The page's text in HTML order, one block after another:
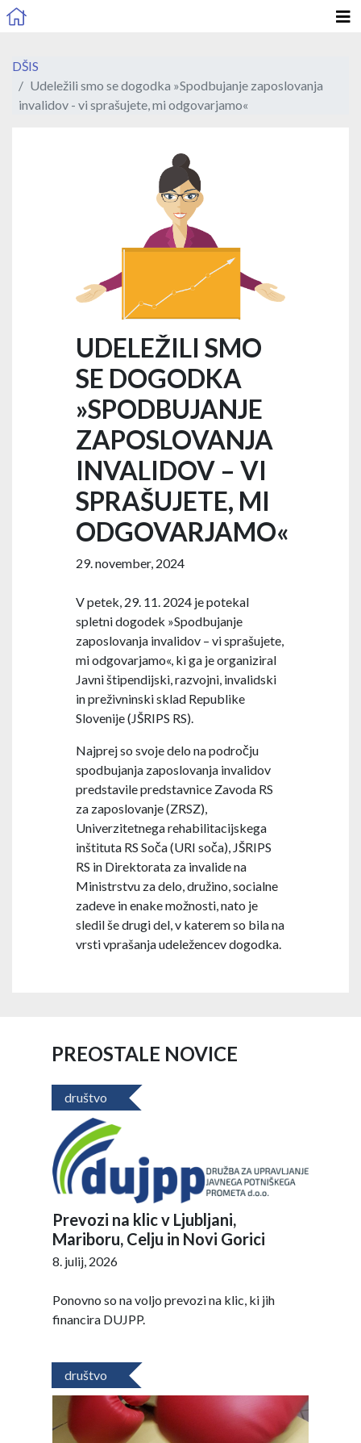
DŠIS
Udeležili smo se dogodka »Spodbujanje zaposlovanja
invalidov - vi sprašujete, mi odgovarjamo«
UDELEŽILI SMO
SE DOGODKA
»SPODBUJANJE
ZAPOSLOVANJA
INVALIDOV – VI
SPRAŠUJETE, MI
ODGOVARJAMO«
29. november, 2024
V petek, 29. 11. 2024 je potekal
spletni dogodek »Spodbujanje
zaposlovanja invalidov – vi sprašujete,
mi odgovarjamo«, ki ga je organiziral
Javni štipendijski, razvojni, invalidski
in preživninski sklad Republike
Slovenije (JŠRIPS RS).
Najprej so svoje delo na področju
spodbujanja zaposlovanja invalidov
predstavile predstavnice Zavoda RS
za zaposlovanje (ZRSZ),
Univerzitetnega rehabilitacijskega
inštituta RS Soča (URI soča), JŠRIPS
RS in Direktorata za invalide na
Ministrstvu za delo, družino, socialne
zadeve in enake možnosti, nato je
sledil še drugi del, v katerem so bila na
vrsti vprašanja udeležencev dogodka.
PREOSTALE NOVICE
društvo
Prevozi na klic v Ljubljani,
Mariboru, Celju in Novi Gorici
8. julij, 2026
Ponovno so na voljo prevozi na klic, ki jih
financira DUJPP.
društvo